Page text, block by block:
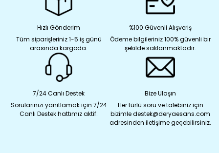
Hızlı Gönderim
Tüm siparişleriniz 1-5 iş günü
arasında kargoda.
%100 Güvenli Alışveriş
Ödeme bilgileriniz 100% güvenli bir
şekilde saklanmaktadır.
7/24 Canlı Destek
Sorularınızı yanıtlamak için 7/24
Canlı Destek hattımız aktif.
Bize Ulaşın
Her türlü soru ve talebiniz için
bizimle destek@deryaesans.com
adresinden iletişime geçebilirsiniz.